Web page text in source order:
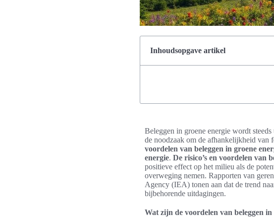
Inhoudsopgave artikel
Beleggen in groene energie wordt
de noodzaak om de afhankelijkheid van
voordelen van beleggen in groene
energie. De risico’s en voordelen van
positieve effect op het milieu als de
overweging nemen. Rapporten van
Agency (IEA) tonen aan dat de trend
bijbehorende uitdagingen.
Wat zijn de voordelen van beleggen in